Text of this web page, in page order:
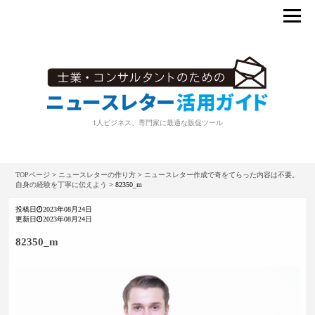
1人ビジネス、専門家に最適な販促ツール
TOPページ > ニュースレターの作り方 > ニュースレター作成で奇をてらった内容は不要。
自身の経験を丁寧に伝えよう >82350_m
投稿日
2023年08月24日
更新日
2023年08月24日
82350_m